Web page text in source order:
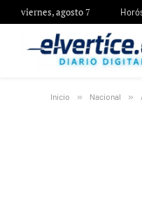
viernes, agosto 7
Inicio » Nacional »